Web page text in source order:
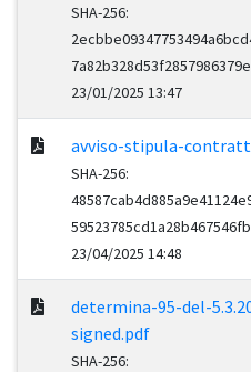
SHA-256:
23/01/2025 13:47
avviso-stipula-
SHA-256:
23/04/2025 14:48
determina-95-del-
signed.pdf
SHA-256: